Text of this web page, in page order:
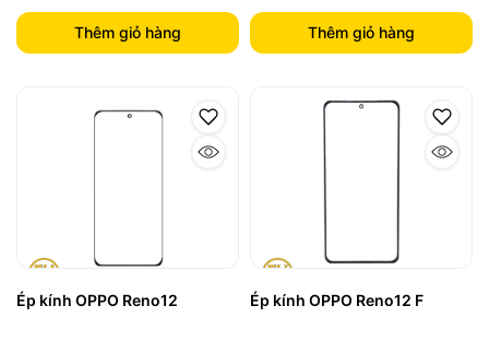
Thêm giỏ hàng Thêm giỏ hàng
Ép kính OPPO Reno12 Ép kính OPPO Reno12 F